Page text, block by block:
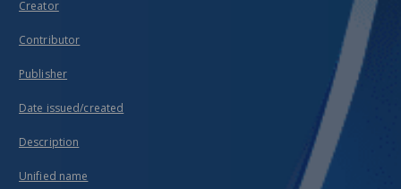
Creator
Contributor
Publisher
Date issued/created
Description
Unified name